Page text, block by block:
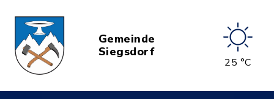
Gemeinde
Siegsdorf
25 °C